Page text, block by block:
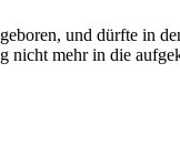
und dürfte in
nicht mehr in die